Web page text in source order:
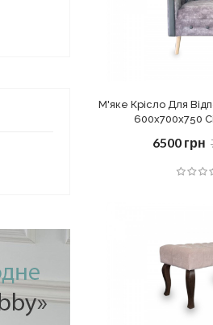
М'яке Крісло Для
600х700х750
6500 грн